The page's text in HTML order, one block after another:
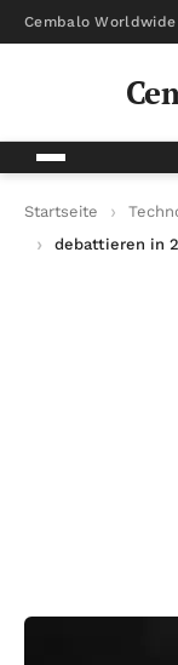
Cembalo Worldwide
Startseite
debattieren in